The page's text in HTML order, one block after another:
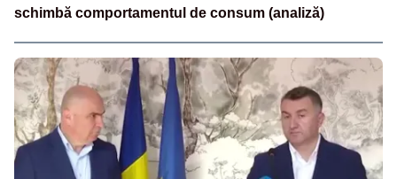
schimbă comportamentul de consum (analiză)